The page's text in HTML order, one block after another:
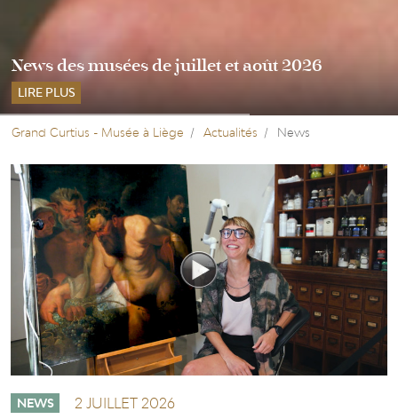
News des musées de juillet et août 2026
LIRE PLUS
Grand Curtius - Musée à Liège Actualités News
NEWS 2 JUILLET 2026